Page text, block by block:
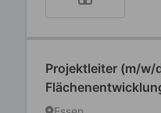
Projektleiter (m/w/